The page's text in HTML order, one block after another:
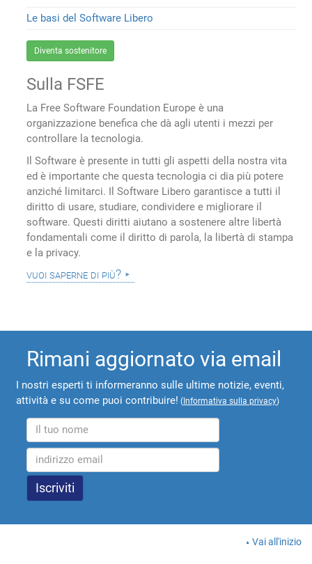
Le basi del Software Libero
Diventa sostenitore
Sulla FSFE
La Free Software Foundation Europe è una
organizzazione benefica che dà agli utenti i mezzi per
controllare la tecnologia.
Il Software è presente in tutti gli aspetti della nostra vita
ed è importante che questa tecnologia ci dia più potere
anziché limitarci. Il Software Libero garantisce a tutti il
diritto di usare, studiare, condividere e migliorare il
software. Questi diritti aiutano a sostenere altre libertà
fondamentali come il diritto di parola, la libertà di stampa
e la privacy.
vuoi saperne di più?
Rimani aggiornato via email
I nostri esperti ti informeranno sulle ultime notizie, eventi,
attività e su come puoi contribuire! (Informativa sulla privacy)
Vai all'inizio